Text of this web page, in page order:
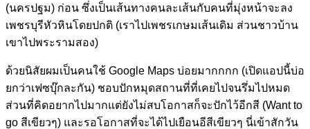
(นครปฐม) ก่อน ซึ่งเป็นเส้นทางคนละเส้นกับคนที่มุ่งหน้าจะลง
เพชรบุรีหัวหินโดยปกติ (เราไปเพชรเกษมเส้นเดิม ส่วนชาวบ้าน
เขาไปพระรามสอง)
ด้วยนิสัยผมเป็นคนใช้ Google Maps บ่อยมากกกก (เปิดแอปนี้บ่อ
ยกว่าเฟซบุ๊กละกัน) ชอบปักหมุดสถานที่ที่เคยไปจนรึ่มไปหมด
ส่วนที่คิดอยากไปมากแต่ยังไม่สบโอกาสก็จะปักไว้อีกสี (Want to
go สีเขียวๆ) และรอโอกาสที่จะได้ไปเยือนอีสีเขียวๆ นี่เข้าสักวัน